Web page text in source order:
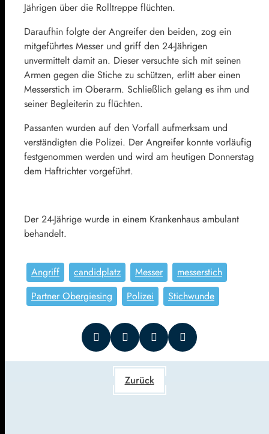
Jährigen über die Rolltreppe flüchten.
Daraufhin folgte der Angreifer den beiden, zog ein
mitgeführtes Messer und griff den 24-Jährigen
unvermittelt damit an. Dieser versuchte sich mit seinen
Armen gegen die Stiche zu schützen, erlitt aber einen
Messerstich im Oberarm. Schließlich gelang es ihm und
seiner Begleiterin zu flüchten.
Passanten wurden auf den Vorfall aufmerksam und
verständigten die Polizei. Der Angreifer konnte vorläufig
festgenommen werden und wird am heutigen Donnerstag
dem Haftrichter vorgeführt.
Der 24-Jährige wurde in einem Krankenhaus ambulant
behandelt.
Angriff candidplatz Messer
messerstich
Partner Obergiesing
Polizei Stichwunde
Zurück